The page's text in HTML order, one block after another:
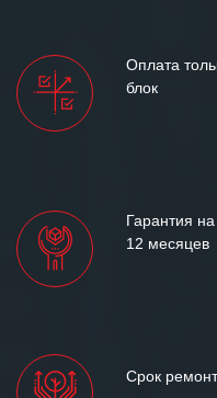
Оплата
блок
Гарантия
12 месяцев
Срок